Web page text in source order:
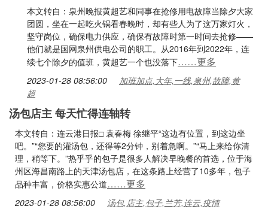
本文转自：泉州晚报黄超艺和同事在抢修用电故障当除夕大家
团圆，坐在一起吃火锅看春晚时，却有些人为了这万家灯火，
坚守岗位，确保电力供应，确保有故障时第一时间去抢修——
他们就是国网泉州供电公司的职工。从2016年到2022年，连
续七个除夕的值班，黄超艺一个也没落下……更多
2023-01-28 08:56:00
加班加点,大年,一线,泉州,故障,黄
超
汤包店主 每天忙得连轴转
本文转自：连云港日报□ 袁春梅 徐继平“这边有位置，到这边坐
吧。”“您要的灌汤包，还得等2分钟，别着急啊。”“马上来给你清
理，稍等下。”热乎乎的包子是很多人解决早晚餐的首选，位于海
州区海昌南路上的天津汤包店，在这条路上经营了10多年，包子
品种丰富，价格实惠公道……更多
2023-01-28 08:56:00 汤包,店主,包子,兰芳,连云,疫情